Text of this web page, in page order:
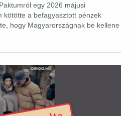
egy 2026 májusi
kötötte a befagyasztott pénzek
hogy Magyarországnak be kellene